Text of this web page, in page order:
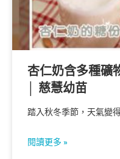
杏仁奶含多種礦
│ 慈慧幼苗
踏入秋冬季節，天氣變
閱讀更多 »